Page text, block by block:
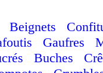
Beignets
Gaufres
Buches